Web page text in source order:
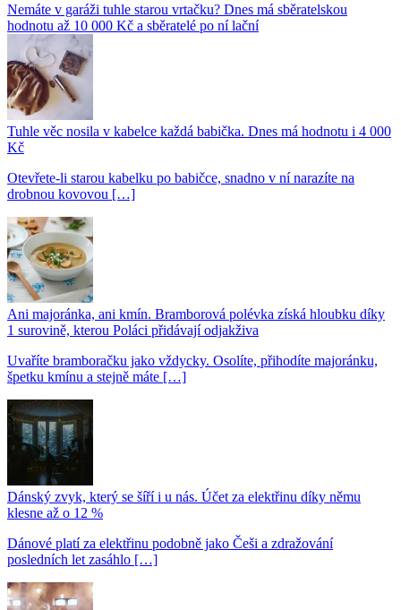
Nemáte v garáži tuhle starou vrtačku? Dnes má sběratelskou
hodnotu až 10 000 Kč a sběratelé po ní lační
Tuhle věc nosila v kabelce každá babička. Dnes má hodnotu i 4 000
Kč
Otevřete-li starou kabelku po babičce, snadno v ní narazíte na
drobnou kovovou […]
Ani majoránka, ani kmín. Bramborová polévka získá hloubku díky
1 surovině, kterou Poláci přidávají odjakživa
Uvaříte bramboračku jako vždycky. Osolíte, přihodíte majoránku,
špetku kmínu a stejně máte […]
Dánský zvyk, který se šíří i u nás. Účet za elektřinu díky němu
klesne až o 12 %
Dánové platí za elektřinu podobně jako Češi a zdražování
posledních let zasáhlo […]